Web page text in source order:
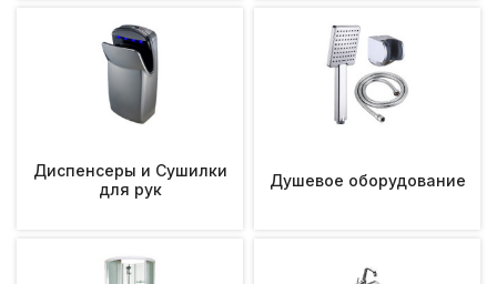
Диспенсеры и Сушилки
для рук
Душевое оборудование